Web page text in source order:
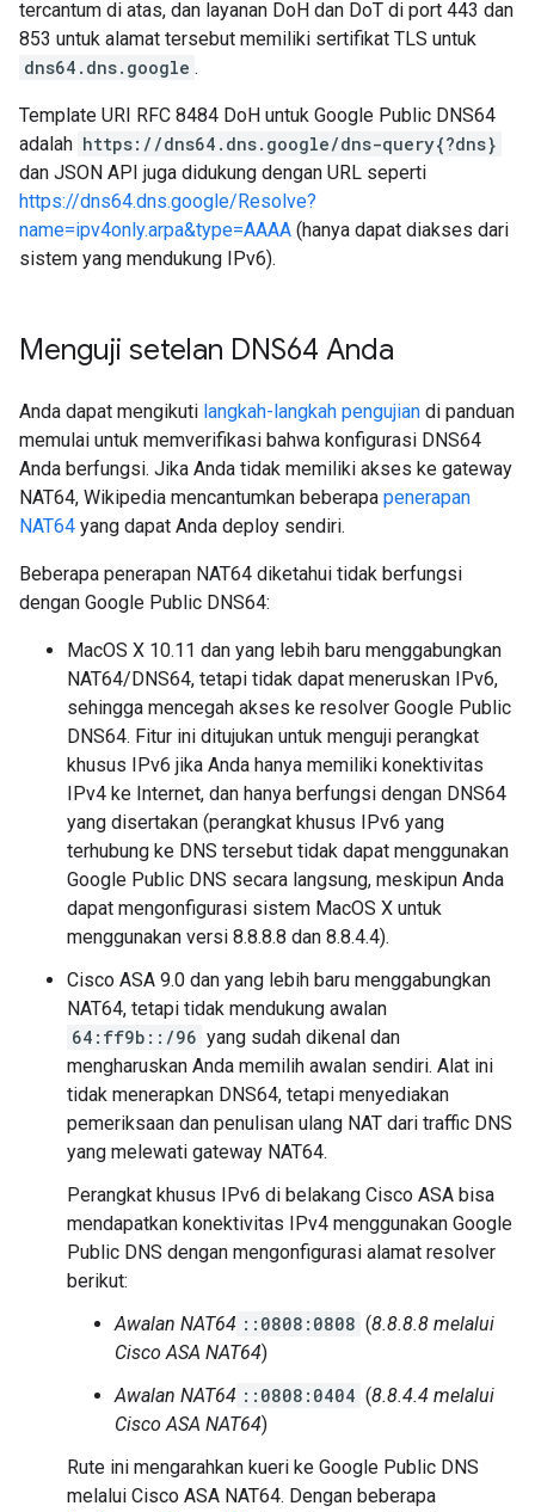
tercantum di atas, dan layanan DoH dan DoT di port 443 dan
853 untuk alamat tersebut memiliki sertifikat TLS untuk
dns64.dns.google .
Template URI RFC 8484 DoH untuk Google Public DNS64
adalah https://dns64.dns.google/dns-query{?dns}
dan JSON API juga didukung dengan URL seperti
https://dns64.dns.google/Resolve?
name=ipv4only.arpa&type=AAAA (hanya dapat diakses dari
sistem yang mendukung IPv6).
Menguji setelan DNS64 Anda
Anda dapat mengikuti langkah-langkah pengujian di panduan
memulai untuk memverifikasi bahwa konfigurasi DNS64
Anda berfungsi. Jika Anda tidak memiliki akses ke gateway
NAT64, Wikipedia mencantumkan beberapa penerapan
NAT64 yang dapat Anda deploy sendiri.
Beberapa penerapan NAT64 diketahui tidak berfungsi
dengan Google Public DNS64:
MacOS X 10.11 dan yang lebih baru menggabungkan
NAT64/DNS64, tetapi tidak dapat meneruskan IPv6,
sehingga mencegah akses ke resolver Google Public
DNS64. Fitur ini ditujukan untuk menguji perangkat
khusus IPv6 jika Anda hanya memiliki konektivitas
IPv4 ke Internet, dan hanya berfungsi dengan DNS64
yang disertakan (perangkat khusus IPv6 yang
terhubung ke DNS tersebut tidak dapat menggunakan
Google Public DNS secara langsung, meskipun Anda
dapat mengonfigurasi sistem MacOS X untuk
menggunakan versi 8.8.8.8 dan 8.8.4.4).
Cisco ASA 9.0 dan yang lebih baru menggabungkan
NAT64, tetapi tidak mendukung awalan
64:ff9b::/96 yang sudah dikenal dan
mengharuskan Anda memilih awalan sendiri. Alat ini
tidak menerapkan DNS64, tetapi menyediakan
pemeriksaan dan penulisan ulang NAT dari traffic DNS
yang melewati gateway NAT64.
Perangkat khusus IPv6 di belakang Cisco ASA bisa
mendapatkan konektivitas IPv4 menggunakan Google
Public DNS dengan mengonfigurasi alamat resolver
berikut:
Awalan NAT64 ::0808:0808 (8.8.8.8 melalui
Cisco ASA NAT64)
Awalan NAT64 ::0808:0404 (8.8.4.4 melalui
Cisco ASA NAT64)
Rute ini mengarahkan kueri ke Google Public DNS
melalui Cisco ASA NAT64. Dengan beberapa